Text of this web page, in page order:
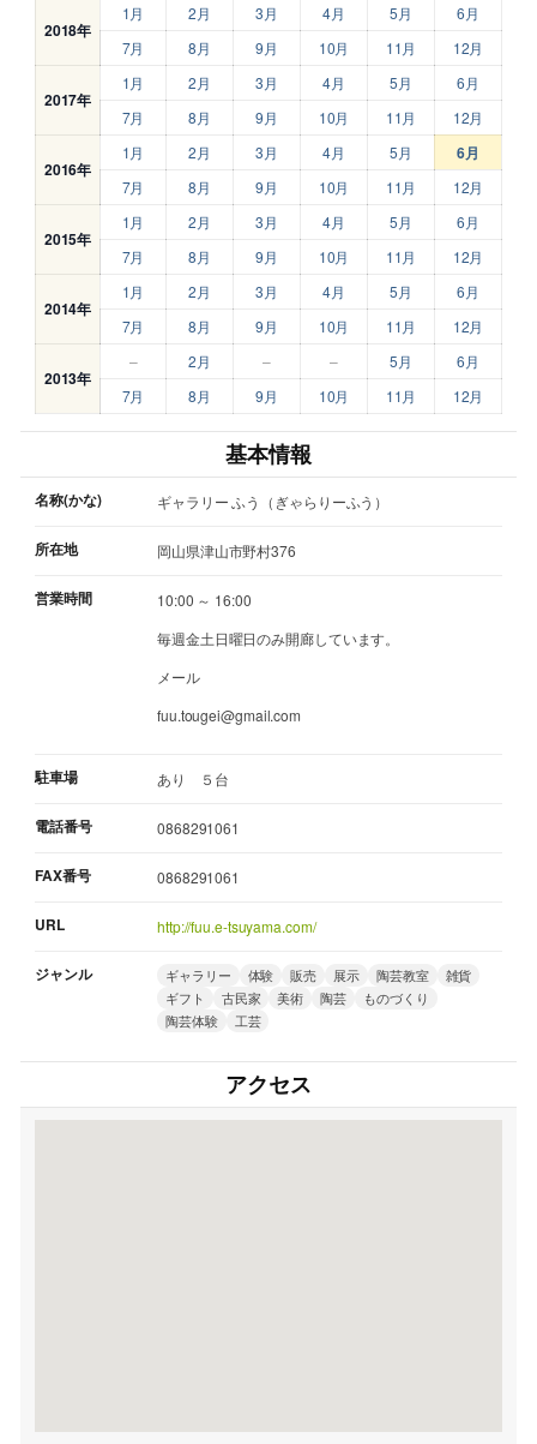
2018年
1月 2月 3月 4月 5月
6月
7月
8月 9月 10月 11月 12月
2017年
1月 2月 3月 4月 5月
6月
7月
8月 9月 10月 11月 12月
2016年
1月 2月 3月 4月 5月 6月
7月 8月 9月 10月 11月 12月
2015年
1月 2月 3月 4月 5月
6月
7月
8月 9月 10月 11月 12月
2014年
1月 2月 3月 4月 5月
6月
7月
8月 9月 10月 11月 12月
2013年
– 2月 – – 5月
6月
7月
8月 9月 10月 11月 12月
基本情報
名称(かな) ギャラリー ふう（ぎゃらりーふう）
所在地 岡山県津山市野村376
営業時間
10:00 ～ 16:00
毎週金土日曜日のみ開廊しています。
メール
fuu.tougei@gmail.com
駐車場 あり ５台
電話番号 0868291061
FAX番号 0868291061
URL http://fuu.e-tsuyama.com/
ジャンル ギャラリー 体験 販売 展示 陶芸教室
雑貨
ギフト
古民家 美術 陶芸
ものづくり
陶芸体験
工芸
アクセス